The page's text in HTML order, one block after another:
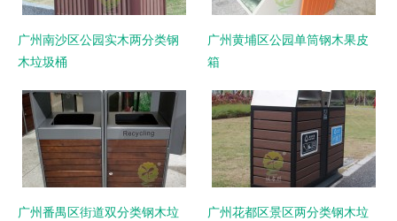
广州南沙区公园实木两分类钢
木垃圾桶
广州黄埔区公园单筒钢木果皮
箱
广州番禺区街道双分类钢木垃
广州花都区景区两分类钢木垃